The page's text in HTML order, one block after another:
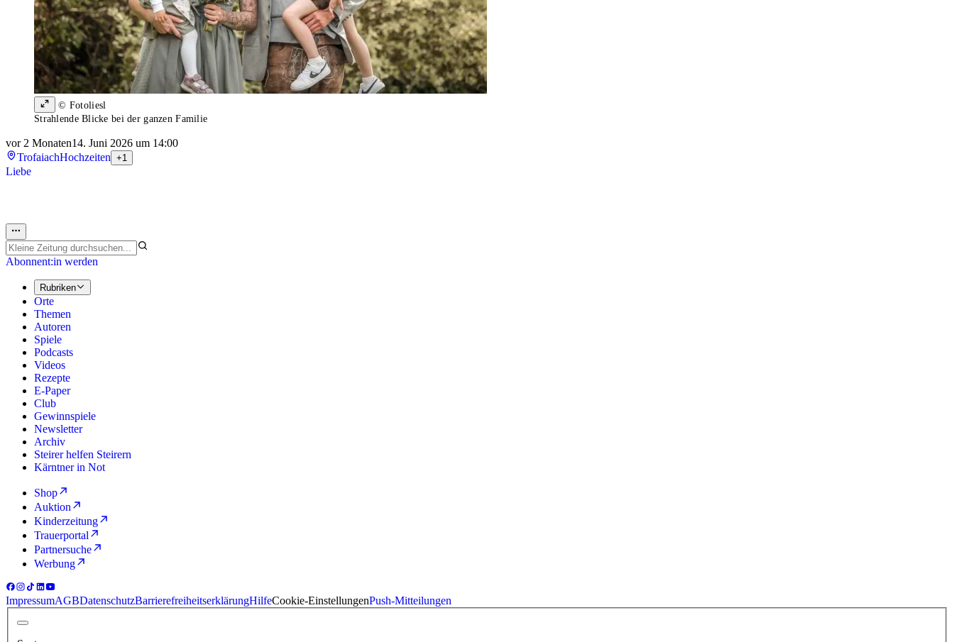
© Fotoliesl
Strahlende Blicke bei der ganzen Familie
vor 2 Monaten14. Juni 2026 um 14:00
TrofaiachHochzeiten +1
Liebe
Abonnent:in werden
Rubriken
Orte
Themen
Autoren
Spiele
Podcasts
Videos
Rezepte
E-Paper
Club
Gewinnspiele
Newsletter
Archiv
Steirer helfen Steirern
Kärntner in Not
Shop
Auktion
Kinderzeitung
Trauerportal
Partnersuche
Werbung
ImpressumAGBDatenschutzBarrierefreiheitserklärungHilfeCookie-EinstellungenPush-Mitteilungen